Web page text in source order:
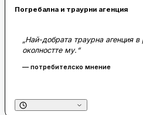
Погребална и траурни агенция
„Най-добрата траурна агенция
околностте му.“
— потребителско мнение